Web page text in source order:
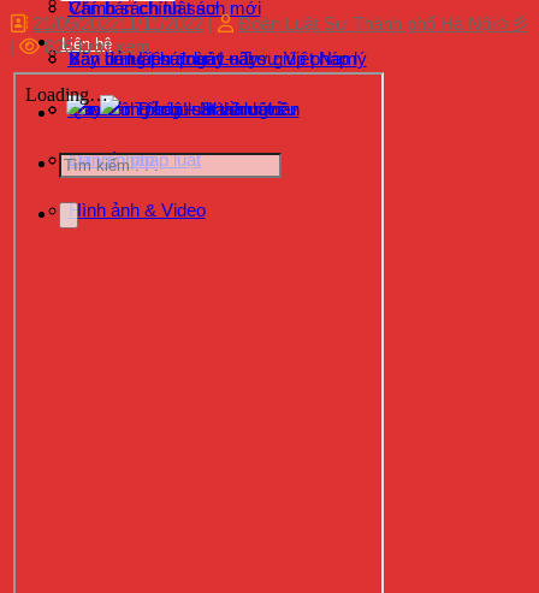
Chính sách luật sư
Xây dựng pháp luật – Trợ giúp pháp lý
Hoạt động Luật sư thành viên
Văn bản chính sách mới
Bản tin luật sư ngày nay
Quy định pháp luật về luật sư
Tư vấn pháp luật
Hình ảnh & Video
Văn bản Liên đoàn Luật sư Việt Nam
Văn bản Đảng – Nhà nước
Tra cứu Tổ chức hành nghề
Đăng nhập
Liên hệ
21/09/202211/11/2022|
Đoàn Luật Sư Thành phố Hà Nội✩彡
|
826 lượt xem